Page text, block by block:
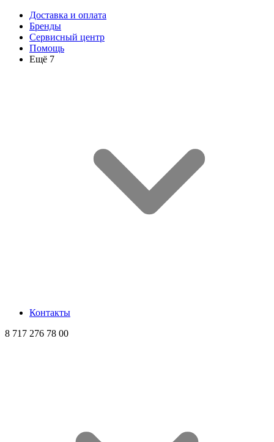
Доставка и оплата
Бренды
Сервисный центр
Помощь
Ещё 7
Контакты
8 717 276 78 00